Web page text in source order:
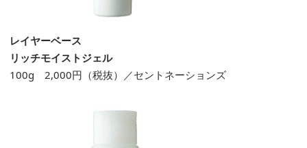
レイヤーベース
リッチモイストジェル
100g 2,000円（税抜）／セントネーションズ